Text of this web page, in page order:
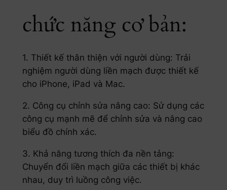
chức năng cơ bản:
1. Thiết kế thân thiện với người dùng: Trải
nghiệm người dùng liền mạch được thiết kế
cho iPhone, iPad và Mac.
2. Công cụ chỉnh sửa nâng cao: Sử dụng các
công cụ mạnh mẽ để chỉnh sửa và nâng cao
biểu đồ chính xác.
3. Khả năng tương thích đa nền tảng:
Chuyển đổi liền mạch giữa các thiết bị khác
nhau, duy trì luồng công việc.